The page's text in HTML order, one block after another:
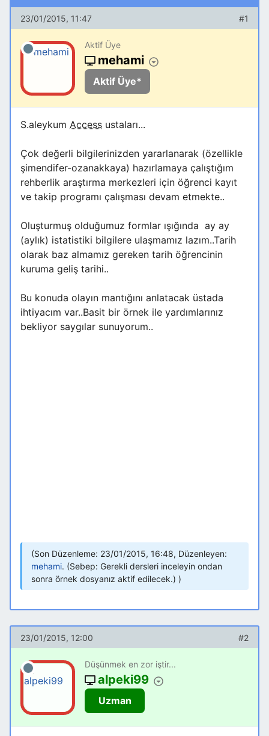
23/01/2015, 11:47 #1
Aktif Üye
mehami
Aktif Üye*
S.aleykum Access ustaları...
Çok değerli bilgilerinizden yararlanarak (özellikle
şimendifer-ozanakkaya) hazırlamaya çalıştığım
rehberlik araştırma merkezleri için öğrenci kayıt
ve takip programı çalışması devam etmekte..
Oluşturmuş olduğumuz formlar ışığında ay ay
(aylık) istatistiki bilgilere ulaşmamız lazım..Tarih
olarak baz almamız gereken tarih öğrencinin
kuruma geliş tarihi..
Bu konuda olayın mantığını anlatacak üstada
ihtiyacım var..Basit bir örnek ile yardımlarınız
bekliyor saygılar sunuyorum..
Son Düzenleme: 23/01/2015, 16:48, Düzenleyen:
mehami. (Sebep: Gerekli dersleri inceleyin ondan
sonra örnek dosyanız aktif edilecek.)
23/01/2015, 12:00 #2
Düşünmek en zor iştir...
alpeki99
Uzman